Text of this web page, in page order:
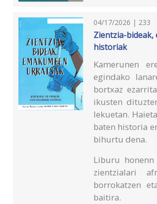
04/17/2026 | 233
Zientzia-
historiak
Kamerunen
egindako
bortxaz
ikusten
lekuetan.
baten historia
bihurtu dena.
Liburu
zientzialari
borrokatzen
baitira.